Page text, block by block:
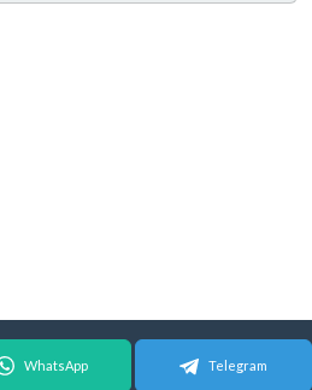
WhatsApp Telegram